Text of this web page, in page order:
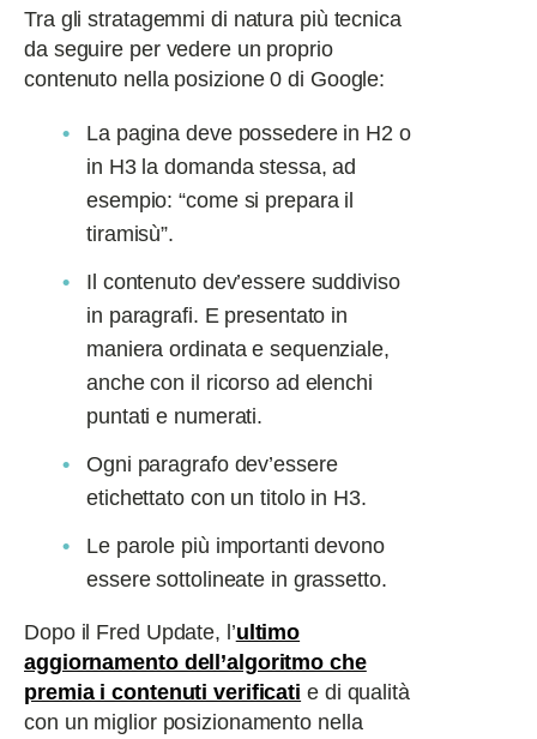
Tra gli stratagemmi di natura più tecnica
da seguire per vedere un proprio
contenuto nella posizione 0 di Google:
La pagina deve possedere in H2 o
in H3 la domanda stessa, ad
esempio: “come si prepara il
tiramisù”.
Il contenuto dev’essere suddiviso
in paragrafi. E presentato in
maniera ordinata e sequenziale,
anche con il ricorso ad elenchi
puntati e numerati.
Ogni paragrafo dev’essere
etichettato con un titolo in H3.
Le parole più importanti devono
essere sottolineate in grassetto.
Dopo il Fred Update, l’ultimo
aggiornamento dell’algoritmo che
premia i contenuti verificati e di qualità
con un miglior posizionamento nella